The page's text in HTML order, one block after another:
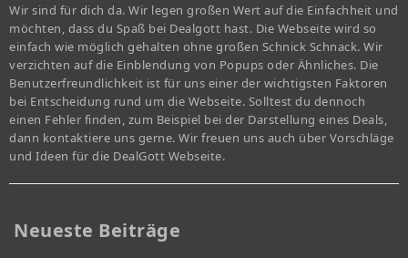
Wir sind für dich da. Wir legen großen Wert auf die Einfachheit und
möchten, dass du Spaß bei Dealgott hast. Die Webseite wird so
einfach wie möglich gehalten ohne großen Schnick Schnack. Wir
verzichten auf die Einblendung von Popups oder Ähnliches. Die
Benutzerfreundlichkeit ist für uns einer der wichtigsten Faktoren
bei Entscheidung rund um die Webseite. Solltest du dennoch
einen Fehler finden, zum Beispiel bei der Darstellung eines Deals,
dann kontaktiere uns gerne. Wir freuen uns auch über Vorschläge
und Ideen für die DealGott Webseite.
Neueste Beiträge